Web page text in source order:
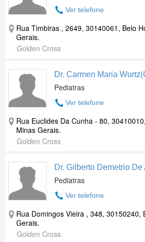
Ver telefone
Rua Timbiras , 2649, 30140061, Belo
Gerais.
Golden Cross
Dr. Carmen Maria
Pediatras
Ver telefone
Rua Euclides Da Cunha - 80,
Minas Gerais.
Golden Cross
Dr. Gilberto Demetrio De
Pediatras
Ver telefone
Rua Domingos Vieira , 348, 30150240,
Gerais.
Golden Cross